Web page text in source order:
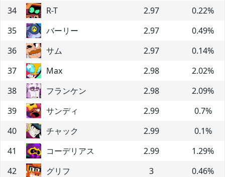
34
R-T 2.97 0.22%
35
バーリー 2.97 0.49%
36
サム 2.97 0.14%
37
Max 2.98 2.02%
38
フランケン 2.98 2.09%
39
サンディ 2.99 0.7%
40
チャック 2.99 0.1%
41
コーデリアス 2.99 1.29%
42
グリフ 3 0.46%